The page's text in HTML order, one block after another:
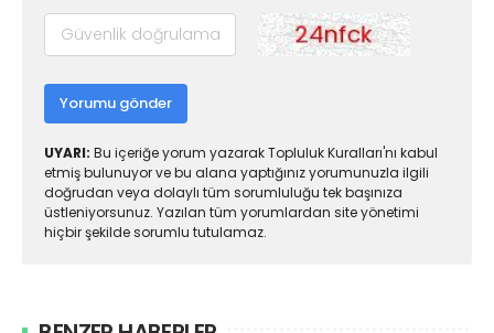
Yorumu gönder
UYARI: Bu içeriğe yorum yazarak Topluluk Kuralları'nı kabul
etmiş bulunuyor ve bu alana yaptığınız yorumunuzla ilgili
doğrudan veya dolaylı tüm sorumluluğu tek başınıza
üstleniyorsunuz. Yazılan tüm yorumlardan site yönetimi
hiçbir şekilde sorumlu tutulamaz.